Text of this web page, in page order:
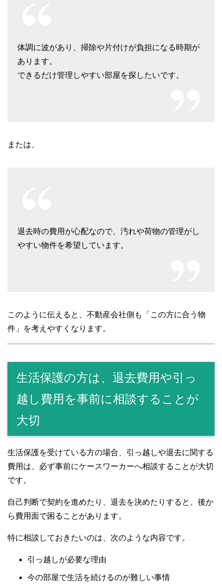
体調に波があり、掃除や片付けが負担になる時期が
あります。
できるだけ管理しやすい部屋を探したいです。
または、
退去時の費用が心配なので、汚れや荷物の管理がし
やすい物件を希望しています。
このように伝えると、不動産会社側も「この方に合う物
件」を考えやすくなります。
生活保護の方は、退去費用や引っ
越し費用を事前に相談することが
大切
生活保護を受けている方の場合、引っ越しや退去に関する
費用は、必ず事前にケースワーカーへ相談することが大切
です。
自己判断で契約を進めたり、退去を決めたりすると、後か
ら費用面で困ることがあります。
特に相談しておきたいのは、次のような内容です。
引っ越しが必要な理由
今の部屋で生活を続けるのが難しい事情